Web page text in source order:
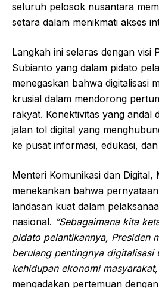
seluruh pelosok nusantara
setara dalam menikmati akses
Langkah ini selaras dengan visi
Subianto yang dalam pidato
menegaskan bahwa digitalisasi
krusial dalam mendorong
rakyat. Konektivitas yang andal
jalan tol digital yang
ke pusat informasi, edukasi,
Menteri Komunikasi dan Digital,
menekankan bahwa
landasan kuat dalam
nasional. “Sebagaimana kita
pidato pelantikannya, Presiden
berulang pentingnya digitalisasi
kehidupan ekonomi
mengadakan pertemuan